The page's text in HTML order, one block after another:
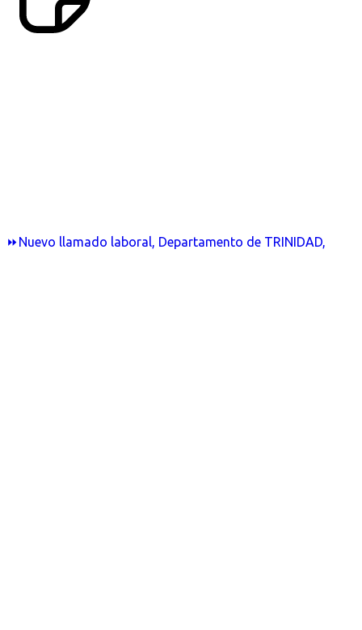
⏩Nuevo llamado laboral, Departamento de TRINIDAD,